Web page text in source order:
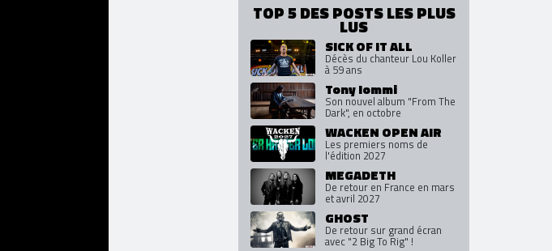
TOP 5 DES POSTS LES PLUS
LUS
SICK OF IT ALL
Décès du chanteur Lou Koller
à 59 ans
Tony Iommi
Son nouvel album "From The
Dark", en octobre
WACKEN OPEN AIR
Les premiers noms de
l'édition 2027
MEGADETH
De retour en France en mars
et avril 2027
GHOST
De retour sur grand écran
avec "2 Big To Rig" !